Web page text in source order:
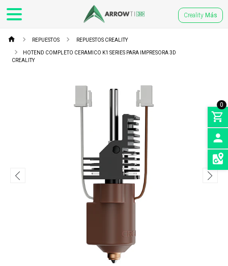
Creality Más
0
SEDES
REPUESTOS REPUESTOS CREALITY
HOTEND COMPLETO CERAMICO K1 SERIES PARA IMPRESORA 3D
CREALITY